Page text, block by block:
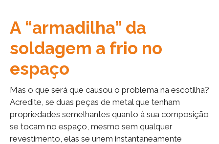
A “armadilha” da
soldagem a frio no
espaço
Mas o que será que causou o problema na escotilha?
Acredite, se duas peças de metal que tenham
propriedades semelhantes quanto à sua composição
se tocam no espaço, mesmo sem qualquer
revestimento, elas se unem instantaneamente